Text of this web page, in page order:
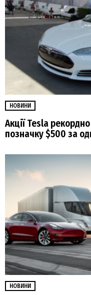
НОВИНИ
Акції Tesla
позначку $500 за
НОВИНИ